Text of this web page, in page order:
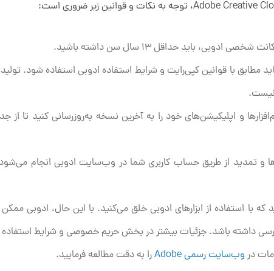
ادوبی، باید حداقل ۱۳ سال سن داشته باشید.
مطابق با قوانین کپی‌رایت و شرایط استفاده ادوبی استفاده شود.
و اپلیکیشن‌های خود را به آخرین نسخه به‌روزرسانی کنید تا از
و تمدید از طریق حساب کاربری شما در وب‌سایت ادوبی انجام
با استفاده از ابزارهای ادوبی خلق می‌کنید. با این حال، ادوبی
داشته باشد. جزئیات بیشتر در بخش حریم خصوصی و شرایط
در وب‌سایت رسمی Adobe را به دقت مطالعه فرمایید.